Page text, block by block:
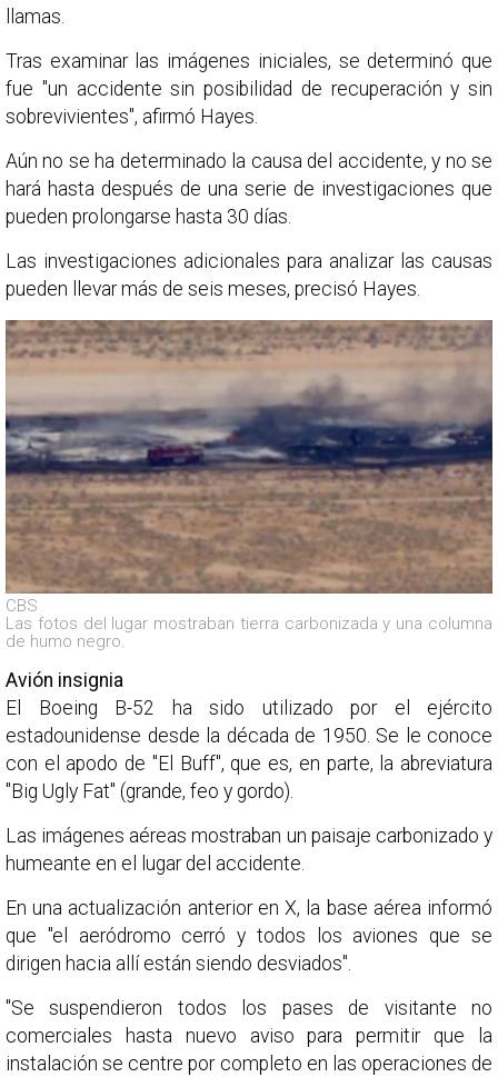
llamas.
Tras examinar las imágenes iniciales, se determinó que
fue "un accidente sin posibilidad de recuperación y sin
sobrevivientes", afirmó Hayes.
Aún no se ha determinado la causa del accidente, y no se
hará hasta después de una serie de investigaciones que
pueden prolongarse hasta 30 días.
Las investigaciones adicionales para analizar las causas
pueden llevar más de seis meses, precisó Hayes.
CBS
Las fotos del lugar mostraban tierra carbonizada y una columna
de humo negro.
Avión insignia
El Boeing B-52 ha sido utilizado por el ejército
estadounidense desde la década de 1950. Se le conoce
con el apodo de "El Buff", que es, en parte, la abreviatura
"Big Ugly Fat" (grande, feo y gordo).
Las imágenes aéreas mostraban un paisaje carbonizado y
humeante en el lugar del accidente.
En una actualización anterior en X, la base aérea informó
que "el aeródromo cerró y todos los aviones que se
dirigen hacia allí están siendo desviados".
"Se suspendieron todos los pases de visitante no
comerciales hasta nuevo aviso para permitir que la
instalación se centre por completo en las operaciones de